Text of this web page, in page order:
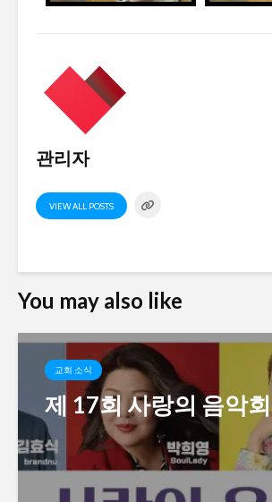
관리자
VIEW ALL POSTS
You may also like
교회 소식
제 17회 사랑의 음악회